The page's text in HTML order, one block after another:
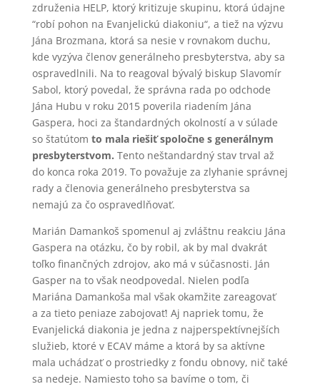
združenia HELP, ktorý kritizuje skupinu, ktorá údajne
“robí pohon na Evanjelickú diakoniu“, a tiež na výzvu
Jána Brozmana, ktorá sa nesie v rovnakom duchu,
kde vyzýva členov generálneho presbyterstva, aby sa
ospravedlnili. Na to reagoval bývalý biskup Slavomír
Sabol, ktorý povedal, že správna rada po odchode
Jána Hubu v roku 2015 poverila riadením Jána
Gaspera, hoci za štandardných okolností a v súlade
so štatútom to mala riešiť spoločne s generálnym
presbyterstvom. Tento neštandardný stav trval až
do konca roka 2019. To považuje za zlyhanie správnej
rady a členovia generálneho presbyterstva sa
nemajú za čo ospravedlňovať.
Marián Damankoš spomenul aj zvláštnu reakciu Jána
Gaspera na otázku, čo by robil, ak by mal dvakrát
toľko finančných zdrojov, ako má v súčasnosti. Ján
Gasper na to však neodpovedal. Nielen podľa
Mariána Damankoša mal však okamžite zareagovať
a za tieto peniaze zabojovať! Aj napriek tomu, že
Evanjelická diakonia je jedna z najperspektívnejších
služieb, ktoré v ECAV máme a ktorá by sa aktívne
mala uchádzať o prostriedky z fondu obnovy, nič také
sa nedeje. Namiesto toho sa bavíme o tom, či